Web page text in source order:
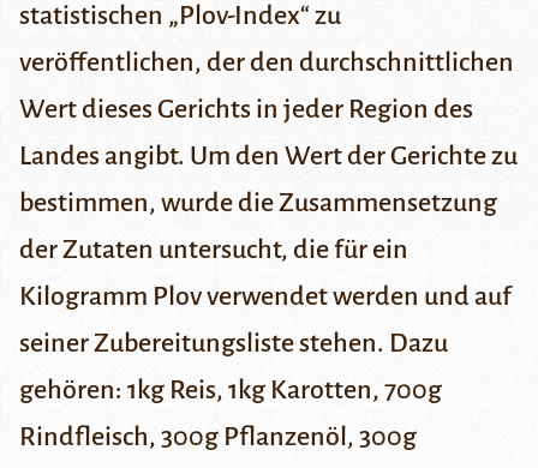
statistischen „Plov-Index“ zu
veröffentlichen, der den durchschnittlichen
Wert dieses Gerichts in jeder Region des
Landes angibt. Um den Wert der Gerichte zu
bestimmen, wurde die Zusammensetzung
der Zutaten untersucht, die für ein
Kilogramm Plov verwendet werden und auf
seiner Zubereitungsliste stehen. Dazu
gehören: 1kg Reis, 1kg Karotten, 700g
Rindfleisch, 300g Pflanzenöl, 300g